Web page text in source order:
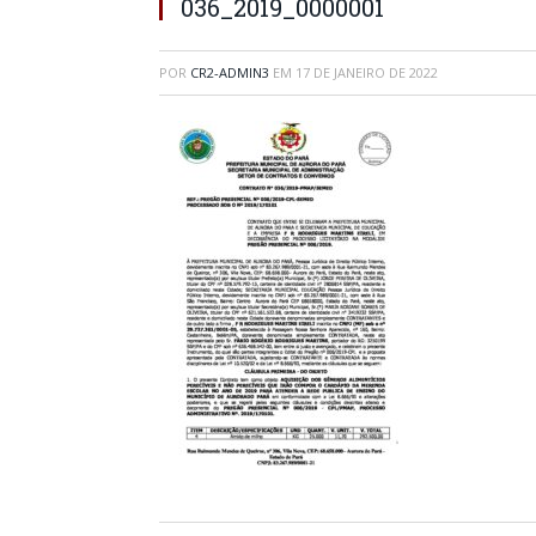
036_2019_0000001
POR CR2-ADMIN3 EM 17 DE JANEIRO DE 2022